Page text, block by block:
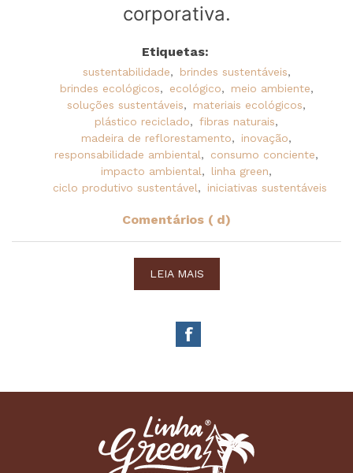
corporativa.
Etiquetas:
sustentabilidade, brindes sustentáveis,
brindes ecológicos, ecológico, meio ambiente,
soluções sustentáveis, materiais ecológicos,
plástico reciclado, fibras naturais,
madeira de reflorestamento, inovação,
responsabilidade ambiental, consumo conciente,
impacto ambiental, linha green,
ciclo produtivo sustentável, iniciativas sustentáveis
Comentários ( d)
LEIA MAIS